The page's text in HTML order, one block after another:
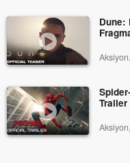
Dune:
Trailer